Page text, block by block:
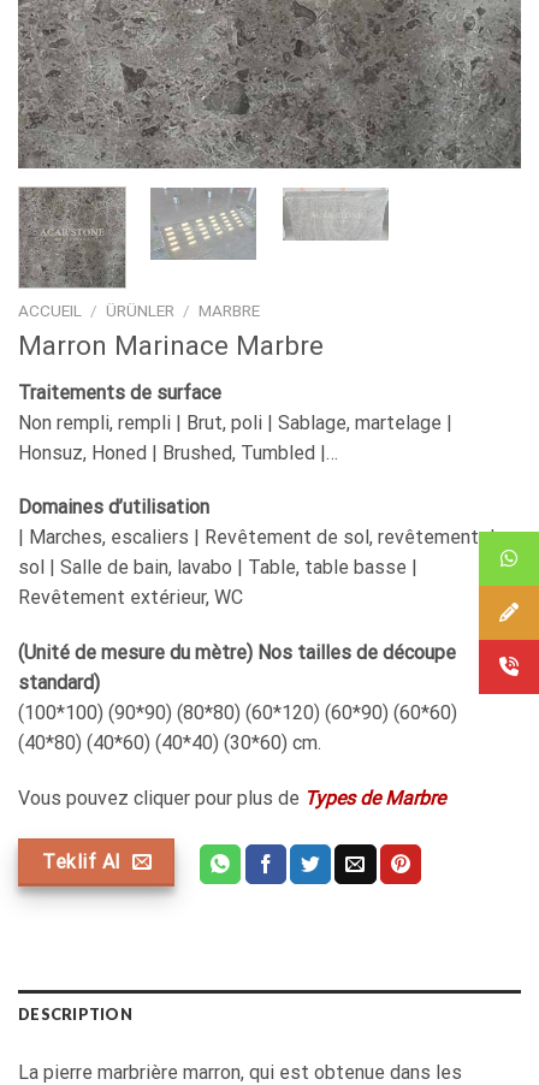
ACCUEIL / ÜRÜNLER / MARBRE
Marron Marinace Marbre
Traitements de surface
Non rempli, rempli | Brut, poli | Sablage, martelage |
Honsuz, Honed | Brushed, Tumbled |…
Domaines d’utilisation
| Marches, escaliers | Revêtement de sol, revêtement de
sol | Salle de bain, lavabo | Table, table basse |
Revêtement extérieur, WC
(Unité de mesure du mètre) Nos tailles de découpe
standard)
(100*100) (90*90) (80*80) (60*120) (60*90) (60*60)
(40*80) (40*60) (40*40) (30*60) cm.
Vous pouvez cliquer pour plus de Types de Marbre
Teklif Al
DESCRIPTION
La pierre marbrière marron, qui est obtenue dans les